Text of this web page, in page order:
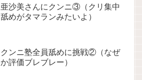
亜沙美さんにクンニ③（クリ集中
舐めがタマランみたいよ）
クンニ塾全員舐めに挑戦②（なぜ
か評価ブレブレー）